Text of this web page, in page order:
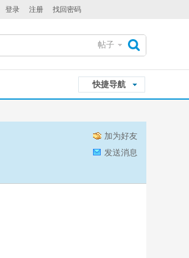
登录 注册 找回密码
帖子
快捷导航
加为好友
发送消息